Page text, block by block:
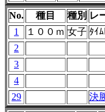
No. 種目 種別 レ
1
１００ｍ 女子 ﾀｲ
2
3
4
29
決